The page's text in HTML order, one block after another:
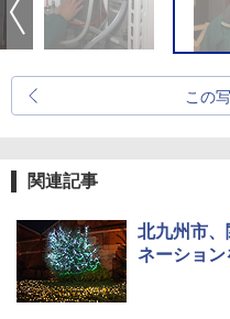
この
関連記事
北九州市、
ネーション